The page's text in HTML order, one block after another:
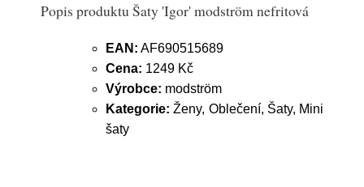
Popis produktu Šaty 'Igor' modström nefritová
EAN: AF690515689
Cena: 1249 Kč
Výrobce: modström
Kategorie: Ženy, Oblečení, Šaty, Mini
šaty